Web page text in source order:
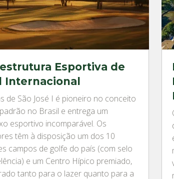
Esportiva de
Internacional
de São José I é pioneiro no conceito
no Brasil e entrega um
esportivo incomparável. Os
têm à disposição um dos 10
campos de golfe do país (com selo
e um Centro Hípico premiado,
tanto para o lazer quanto para a